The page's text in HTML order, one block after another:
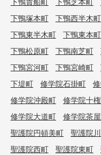
下鴨塚本町
下鴨西半木町
下鴨東半木町
下鴨東本町
下鴨松原町
下鴨南芝町
下鴨宮河町
下鴨宮崎町
下堤町
修学院石掛町
修学院沖殿町
修学院十
修学院大道町
修学院茶
聖護院円頓美町
聖護院
聖護院西町
聖護院東町